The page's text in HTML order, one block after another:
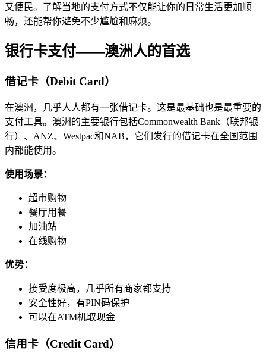
又便民。了解当地的支付方式不仅能让你的日常生活更加顺
畅，还能帮你避免不少尴尬和麻烦。
银行卡支付——澳洲人的首选
借记卡（Debit Card）
在澳洲，几乎人人都有一张借记卡。这是最基础也是最重要的
支付工具。澳洲的主要银行包括Commonwealth Bank（联邦银
行）、ANZ、Westpac和NAB，它们发行的借记卡在全国范围
内都能使用。
使用场景：
超市购物
餐厅用餐
加油站
在线购物
优势：
接受度极高，几乎所有商家都支持
安全性好，有PIN码保护
可以在ATM机取现金
信用卡（Credit Card）